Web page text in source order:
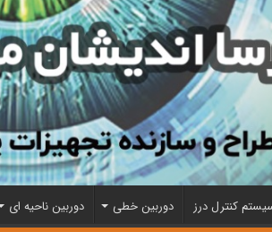
کنترل درز دوربین خطی دوربین ناحیه ای